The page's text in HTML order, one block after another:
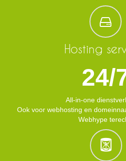
Hosting
24/
All-in-one
Ook voor webhosting en
Webhype